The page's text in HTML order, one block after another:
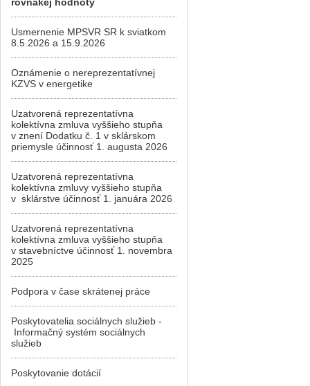
Usmernenie MPSVR SR k sviatkom
8.5.2026 a 15.9.2026
Oznámenie o nereprezentatívnej
KZVS v energetike
Uzatvorená reprezentatívna
kolektívna zmluva vyššieho stupňa
v znení Dodatku č. 1 v sklárskom
priemysle účinnosť 1. augusta 2026
Uzatvorená reprezentatívna
kolektívna zmluvy vyššieho stupňa
v sklárstve účinnosť 1. januára 2026
Uzatvorená reprezentatívna
kolektívna zmluva vyššieho stupňa
v stavebníctve účinnosť 1. novembra
2025
Podpora v čase skrátenej práce
Poskytovatelia sociálnych služieb -
Informačný systém sociálnych
služieb
Poskytovanie dotácií